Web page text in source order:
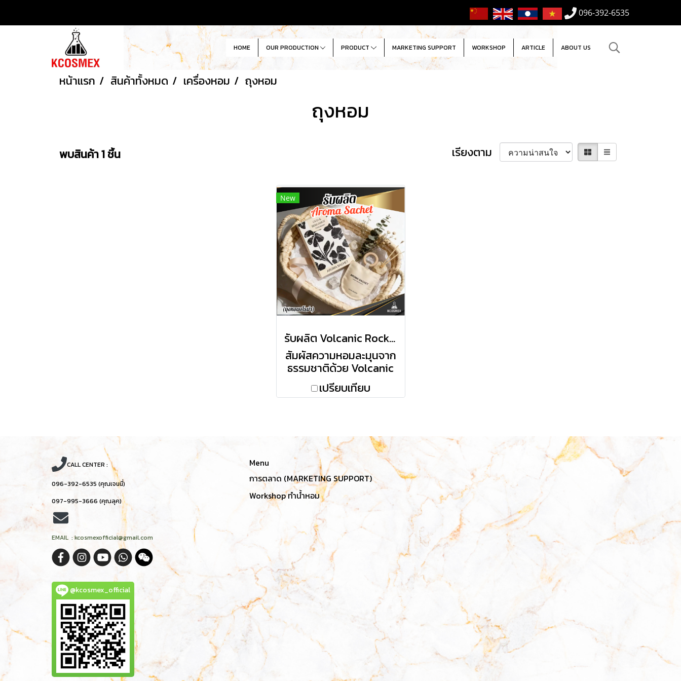
096-392-6535
HOME OUR PRODUCTION PRODUCT MARKETING SUPPORT WORKSHOP ARTICLE ABOUT US
หน้าแรก สินค้าทั้งหมด เครื่องหอม ถุงหอม
ถุงหอม
พบสินค้า 1 ชิ้น เรียงตาม
New
รับผลิต Volcanic Rock Scent Sachet ถุงหอมหินภูเขาไฟกระจายกลิ่นหอมยาวนาน พลังจากธรรมชาติเพื่อบรรยากาศอันเป็นเอกลักษณ์
สัมผัสความหอมละมุนจาก
ธรรมชาติด้วย Volcanic
Rock Scent Sachet ถุง
หอมที่ใช้หินภูเขาไฟ
ปล่อยกลิ่นหอมได้ยาวนาน
กว่าปกติ บรรจุในถุงสปัน
บอนด์และถุงผ้าดีไซน์
สวยงาม ปราศจากสาร
เคมีอันตราย เหมาะสำหรับ
แขวนในพื้นที่ส่วนตัวเพื่อ
สร้างบรรยากาศที่ผ่อน
คลายและสดชื่น
เปรียบเทียบ
CALL CENTER :
096-392-6535 (คุณเจนนี่)
097-995-3666 (คุณลุค)
EMAIL : kcosmexofficial@gmail.com
@kcosmex_official
Menu
การตลาด (MARKETING SUPPORT)
Workshop ทำน้ำหอม